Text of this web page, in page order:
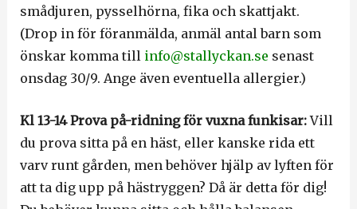
smådjuren, pysselhörna, fika och skattjakt.
(Drop in för föranmälda, anmäl antal barn som
önskar komma till info@stallyckan.se senast
onsdag 30/9. Ange även eventuella allergier.)
Kl 13-14 Prova på-ridning för vuxna funkisar:Vill
du prova sitta på en häst, eller kanske rida ett
varv runt gården, men behöver hjälp av lyften för
att ta dig upp på hästryggen? Då är detta för dig!